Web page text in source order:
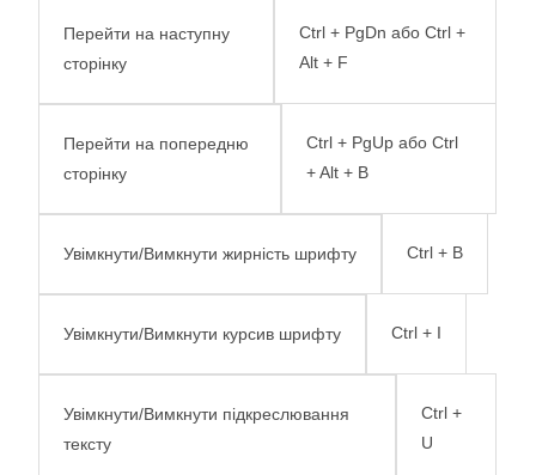
Перейти на наступну
сторінку
Ctrl + PgDn або Ctrl +
Alt + F
Перейти на попередню
сторінку
Ctrl + PgUp або Ctrl
+ Alt + B
Увімкнути/Вимкнути жирність шрифту Ctrl + B
Увімкнути/Вимкнути курсив шрифту Ctrl + I
Увімкнути/Вимкнути підкреслювання
тексту
Ctrl +
U